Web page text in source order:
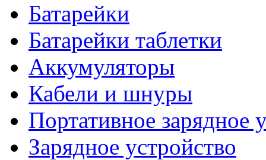
Батарейки
Батарейки таблетки
Аккумуляторы
Кабели и шнуры
Портативное зарядное
Зарядное устройство